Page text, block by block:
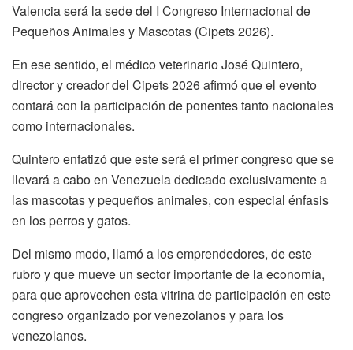
Valencia será la sede del I Congreso Internacional de
Pequeños Animales y Mascotas (Cipets 2026).
En ese sentido, el médico veterinario José Quintero,
director y creador del Cipets 2026 afirmó que el evento
contará con la participación de ponentes tanto nacionales
como internacionales.
Quintero enfatizó que este será el primer congreso que se
llevará a cabo en Venezuela dedicado exclusivamente a
las mascotas y pequeños animales, con especial énfasis
en los perros y gatos.
Del mismo modo, llamó a los emprendedores, de este
rubro y que mueve un sector importante de la economía,
para que aprovechen esta vitrina de participación en este
congreso organizado por venezolanos y para los
venezolanos.